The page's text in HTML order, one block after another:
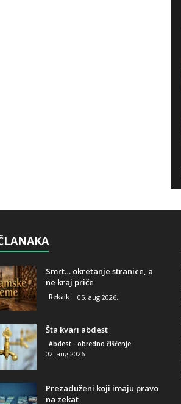
Smrt… okretanje stranice, a
ne kraj priče
Rekaik 05. aug 2026.
Šta kvari abdest
Abdest - obredno čišćenje
02. aug 2026.
Prezaduženi koji imaju pravo
na zekat